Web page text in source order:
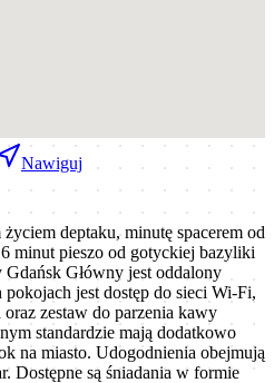
Nawiguj
deptaku, minutę spacerem od
minut pieszo od gotyckiej bazyliki
Główny jest oddalony
jest dostęp do sieci Wi-Fi,
oraz zestaw do parzenia kawy
standardzie mają dodatkowo
na miasto. Udogodnienia obejmują
Dostępne są śniadania w formie